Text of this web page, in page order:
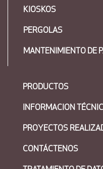
KIOSKOS
PERGOLAS
MANTENIMIENTO DE
PRODUCTOS
INFORMACION
PROYECTOS
CONTÁCTENOS